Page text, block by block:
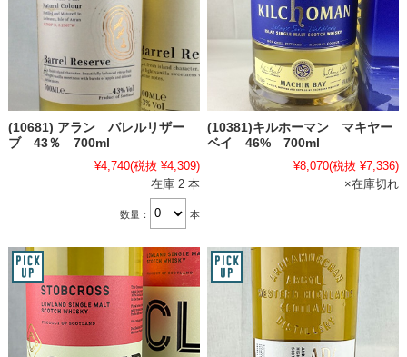
(10681) アラン バレルリザー
ブ 43％ 700ml
¥4,740(税抜 ¥4,309)
在庫 2 本
数量： 本
(10381)キルホーマン マキヤー
ベイ 46% 700ml
¥8,070(税抜 ¥7,336)
×在庫切れ